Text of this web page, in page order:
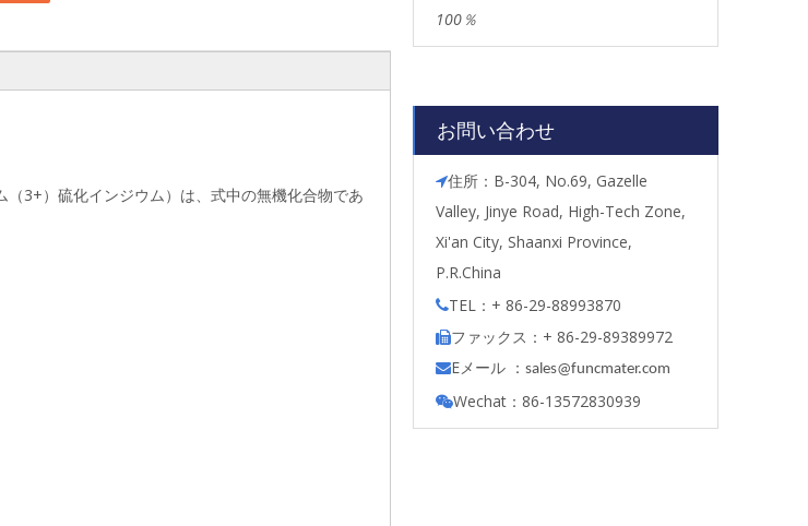
3+）硫化インジウム）は、式中の無機化合物であ
100％
お問い合わせ
住所：B-304, No.69, Gazelle
Valley, Jinye Road, High-Tech Zone,
Xi'an City, Shaanxi Province,
P.R.China
TEL：+ 86-29-88993870
ファックス：+ 86-29-89389972
Eメール ： sales@funcmater.com
Wechat：86-13572830939